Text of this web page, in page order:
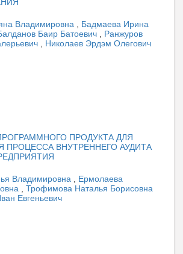
Владимировна
Бадмаева Ирина
Баир Батоевич
Ранжуров
Николаев Эрдэм Олегович
ПРОДУКТА ДЛЯ
ПРОЦЕССА ВНУТРЕННЕГО АУДИТА
Владимировна
Ермолаева
Трофимова Наталья Борисовна
Евгеньевич